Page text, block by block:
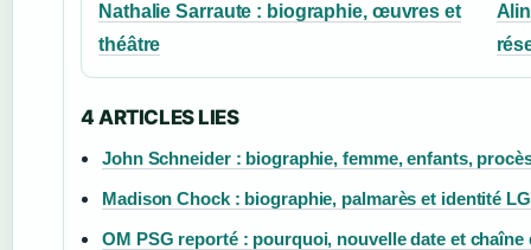
Nathalie Sarraute : biographie, œuvres et
théâtre
4 ARTICLES LIES
John Schneider : biographie, femme, enfants,
Madison Chock : biographie, palmarès et identité
OM PSG reporté : pourquoi, nouvelle date et